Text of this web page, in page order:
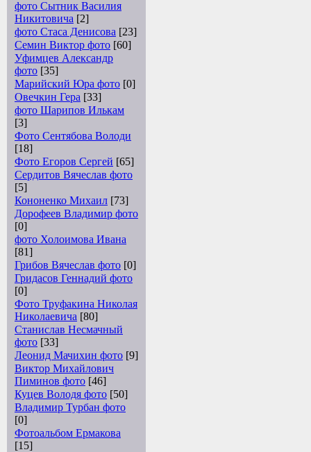
фото Сытник Василия
Никитовича [2]
фото Стаса Денисова [23]
Семин Виктор фото [60]
Уфимцев Александр
фото [35]
Марийский Юра фото [0]
Овечкин Гера [33]
фото Шарипов Илькам
[3]
Фото Сентябова Володи
[18]
Фото Егоров Сергей [65]
Сердитов Вячеслав фото
[5]
Кононенко Михаил [73]
Дорофеев Владимир фото
[0]
фото Холоимова Ивана
[81]
Грибов Вячеслав фото [0]
Гридасов Геннадий фото
[0]
Фото Труфакина Николая
Николаевича [80]
Станислав Несмачный
фото [33]
Леонид Мачихин фото [9]
Виктор Михайлович
Пиминов фото [46]
Куцев Володя фото [50]
Владимир Турбан фото
[0]
Фотоальбом Ермакова
[15]